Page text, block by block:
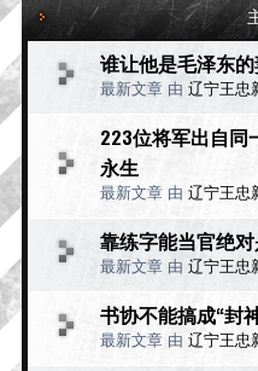
谁让他是毛泽东的
最新文章 由 辽宁王忠
223位将军出自同
永生
最新文章 由 辽宁王忠
靠练字能当官绝
最新文章 由 辽宁王忠
书协不能搞成“封
最新文章 由 辽宁王忠